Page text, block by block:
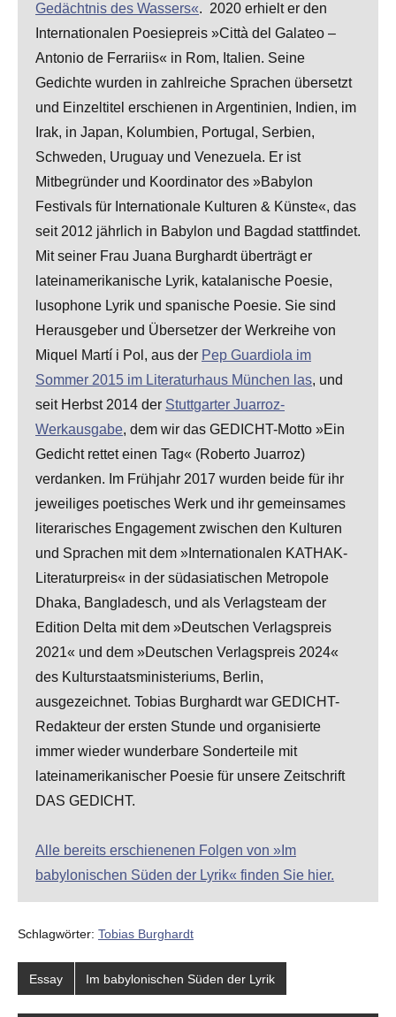
Gedächtnis des Wassers«. 2020 erhielt er den
Internationalen Poesiepreis »Città del Galateo –
Antonio de Ferrariis« in Rom, Italien. Seine
Gedichte wurden in zahlreiche Sprachen übersetzt
und Einzeltitel erschienen in Argentinien, Indien, im
Irak, in Japan, Kolumbien, Portugal, Serbien,
Schweden, Uruguay und Venezuela. Er ist
Mitbegründer und Koordinator des »Babylon
Festivals für Internationale Kulturen & Künste«, das
seit 2012 jährlich in Babylon und Bagdad stattfindet.
Mit seiner Frau Juana Burghardt überträgt er
lateinamerikanische Lyrik, katalanische Poesie,
lusophone Lyrik und spanische Poesie. Sie sind
Herausgeber und Übersetzer der Werkreihe von
Miquel Martí i Pol, aus der Pep Guardiola im
Sommer 2015 im Literaturhaus München las, und
seit Herbst 2014 der Stuttgarter Juarroz-
Werkausgabe, dem wir das GEDICHT-Motto »Ein
Gedicht rettet einen Tag« (Roberto Juarroz)
verdanken. Im Frühjahr 2017 wurden beide für ihr
jeweiliges poetisches Werk und ihr gemeinsames
literarisches Engagement zwischen den Kulturen
und Sprachen mit dem »Internationalen KATHAK-
Literaturpreis« in der südasiatischen Metropole
Dhaka, Bangladesch, und als Verlagsteam der
Edition Delta mit dem »Deutschen Verlagspreis
2021« und dem »Deutschen Verlagspreis 2024«
des Kulturstaatsministeriums, Berlin,
ausgezeichnet. Tobias Burghardt war GEDICHT-
Redakteur der ersten Stunde und organisierte
immer wieder wunderbare Sonderteile mit
lateinamerikanischer Poesie für unsere Zeitschrift
DAS GEDICHT.
Alle bereits erschienenen Folgen von »Im
babylonischen Süden der Lyrik« finden Sie hier.
Schlagwörter: Tobias Burghardt
Essay Im babylonischen Süden der Lyrik